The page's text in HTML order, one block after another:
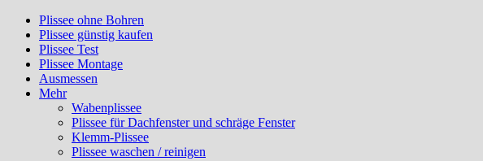
Plissee ohne Bohren
Plissee günstig kaufen
Plissee Test
Plissee Montage
Ausmessen
Mehr
Wabenplissee
Plissee für Dachfenster und schräge Fenster
Klemm-Plissee
Plissee waschen / reinigen